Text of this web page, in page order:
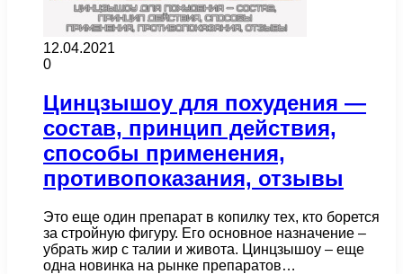
12.04.2021
0
Цинцзышоу для похудения —
состав, принцип действия,
способы применения,
противопоказания, отзывы
Это еще один препарат в копилку тех, кто борется
за стройную фигуру. Его основное назначение –
убрать жир с талии и живота. Цинцзышоу – еще
одна новинка на рынке препаратов…